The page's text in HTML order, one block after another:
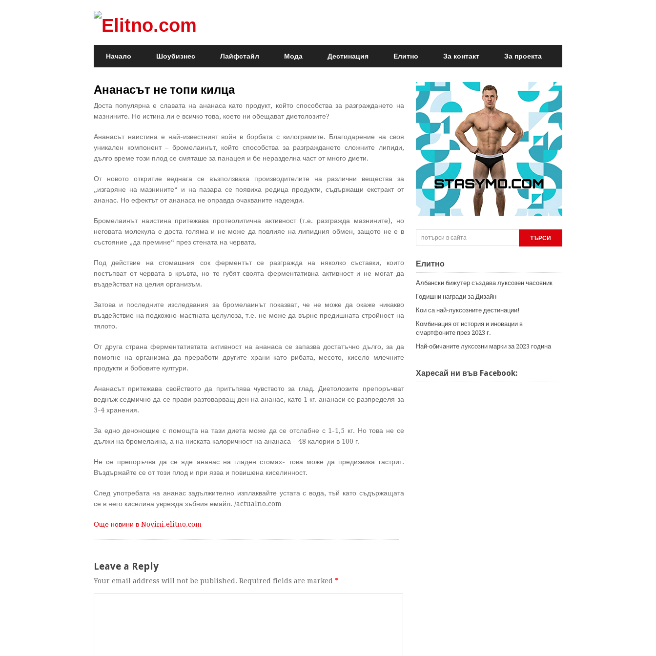
Начало Шоубизнес Лайфстайл Мода Дестинация Елитно За контакт За проекта
Ананасът не топи килца
Доста популярна е славата на ананаса като продукт, който способства за разграждането на
мазнините. Но истина ли е всичко това, което ни обещават диетолозите?
Ананасът наистина е най-известният войн в борбата с килограмите. Благодарение на своя
уникален компонент – бромелаинът, който способства за разграждането сложните липиди,
дълго време този плод се смяташе за панацея и бе неразделна част от много диети.
От новото откритие веднага се възползваха производителите на различни вещества за
„изгаряне на мазнините“ и на пазара се появиха редица продукти, съдържащи екстракт от
ананас. Но ефектът от ананаса не оправда очакваните надежди.
Бромелаинът наистина притежава протеолитична активност (т.е. разгражда мазнините), но
неговата молекула е доста голяма и не може да повлияе на липидния обмен, защото не е в
състояние „да премине“ през стената на червата.
Под действие на стомашния сок ферментът се разгражда на няколко съставки, които
постъпват от червата в кръвта, но те губят своята ферментативна активност и не могат да
въздействат на целия организъм.
Затова и последните изследвания за бромелаинът показват, че не може да окаже никакво
въздействие на подкожно-мастната целулоза, т.е. не може да върне предишната стройност на
тялото.
От друга страна ферментативтата активност на ананаса се запазва достатъчно дълго, за да
помогне на организма да преработи другите храни като рибата, месото, кисело млечните
продукти и бобовите култури.
Ананасът притежава свойството да притъпява чувството за глад. Диетолозите препоръчват
веднъж седмично да се прави разтоварващ ден на ананас, като 1 кг. ананаси се разпределя за
3-4 хранения.
За едно денонощие с помощта на тази диета може да се отслабне с 1-1,5 кг. Но това не се
дължи на бромелаина, а на ниската калоричност на ананаса – 48 калории в 100 г.
Не се препоръчва да се яде ананас на гладен стомах- това може да предизвика гастрит.
Въздържайте се от този плод и при язва и повишена киселинност.
След употребата на ананас задължително изплаквайте устата с вода, тъй като съдържащата
се в него киселина уврежда зъбния емайл. /actualno.com
Още новини в Novini.elitno.com
Leave a Reply
Your email address will not be published. Required fields are marked *
Елитно
Албански бижутер създава луксозен часовник
Годишни награди за Дизайн
Кои са най-луксозните дестинации!
Комбинация от история и иновации в
смартфоните през 2023 г.
Най-обичаните луксозни марки за 2023 година
Харесай ни във Facebook: